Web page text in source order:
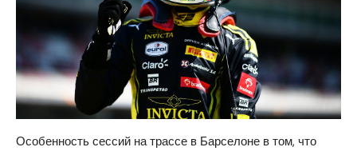
Особенность сессий на трассе в Барселоне в том, что